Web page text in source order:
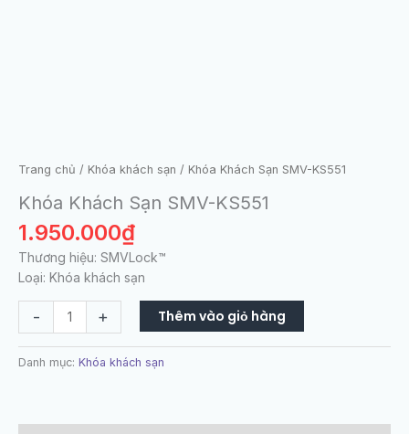
Trang chủ / Khóa khách sạn / Khóa Khách Sạn SMV-KS551
Khóa Khách Sạn SMV-KS551
1.950.000₫
Thương hiệu: SMVLock™
Loại: Khóa khách sạn
- + Thêm vào giỏ hàng
Danh mục: Khóa khách sạn